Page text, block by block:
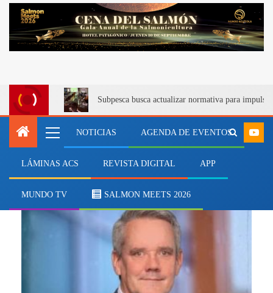
Subpesca busca actualizar normativa para
NOTICIAS AGENDA DE EVENTOS
LÁMINAS ACS REVISTA DIGITAL APP
MUNDO TV SALMON MEETS 2026
Empresas